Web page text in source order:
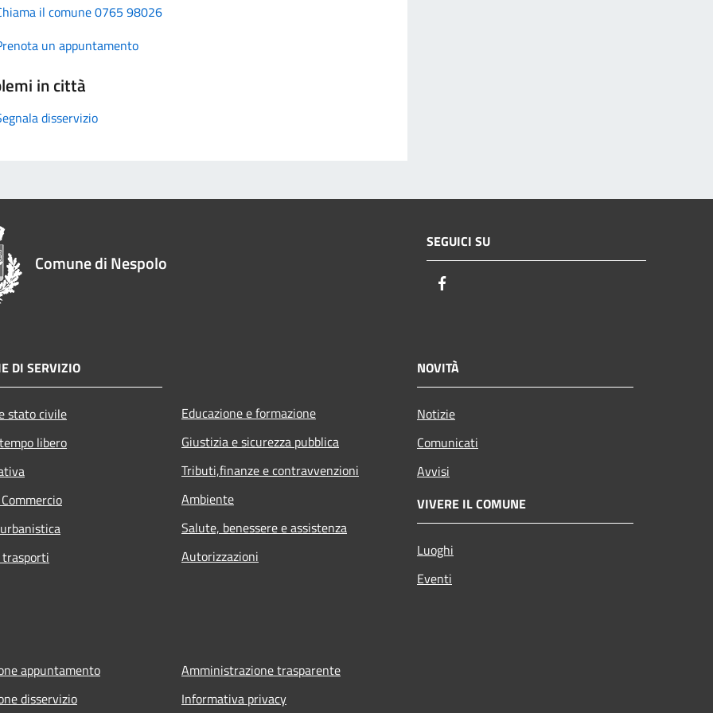
il comune 0765 98026
un appuntamento
in città
disservizio
Comune di Nespolo
SEGUICI SU
DI SERVIZIO
stato civile
libero
Educazione e formazione
Giustizia e sicurezza pubblica
Tributi,finanze e contravvenzioni
Ambiente
Salute, benessere e assistenza
Autorizzazioni
NOVITÀ
Notizie
Comunicati
Avvisi
VIVERE IL COMUNE
Luoghi
Eventi
appuntamento
disservizio
Amministrazione trasparente
Informativa privacy